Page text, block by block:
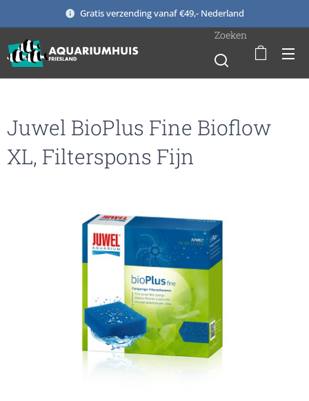
Gratis verzending vanaf €49,- Nederland
Zoeken
Juwel BioPlus Fine Bioflow
XL, Filterspons Fijn